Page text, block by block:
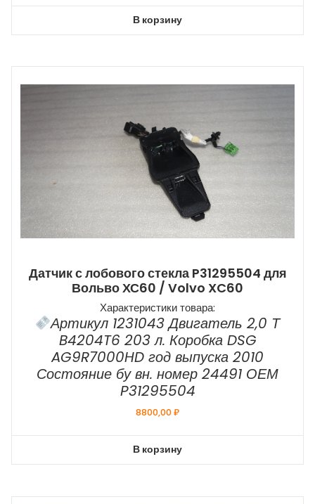
В корзину
Датчик с лобового стекла P31295504 для
Вольво ХС60 / Volvo XC60
Характеристики товара:
Артикул 1231043 Двигатель 2,0 Т
B4204T6 203 л. Коробка DSG
AG9R7000HD год выпуска 2010
Состояние бу вн. номер 24491 ОЕМ
P31295504
8800,00₽
В корзину